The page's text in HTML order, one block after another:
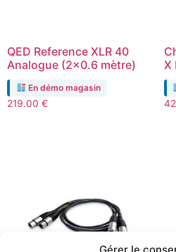
QED Reference XLR 40
Analogue (2×0.6 mètre)
En démo magasin
219.00 €
X